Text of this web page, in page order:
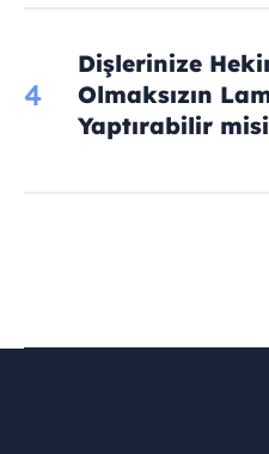
4
Dişlerinize
Olmaksızın
Yaptırabilir